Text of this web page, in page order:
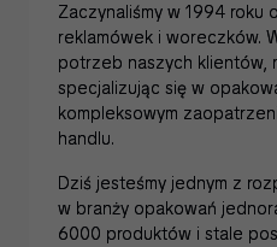
Zaczynaliśmy w 1994 roku
reklamówek i woreczków.
potrzeb naszych klientów,
specjalizując się w
kompleksowym
handlu.
Dziś jesteśmy jednym z
w branży opakowań
6000 produktów i stale